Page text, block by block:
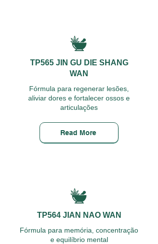
TP565 JIN GU DIE SHANG
WAN
Fórmula para regenerar lesões,
aliviar dores e fortalecer ossos e
articulações
Read More
TP564 JIAN NAO WAN
Fórmula para memória, concentração
e equilíbrio mental